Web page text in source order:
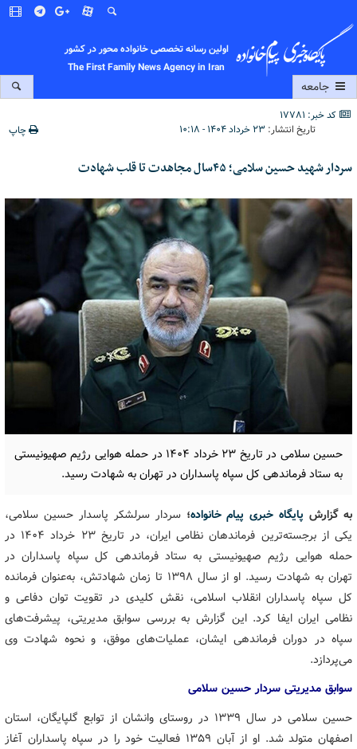
اولین رسانه تخصصی خانواده محور در کشور
The First Family News Agency in Iran
جامعه
کد خبر: 17781
تاریخ انتشار: ۲۳ خرداد ۱۴۰۴ - ۱۰:۱۸ چاپ
سردار شهید حسین سلامی؛ ۴۵سال مجاهدت تا قلب شهادت
حسین سلامی در تاریخ ۲۳ خرداد ۱۴۰۴ در حمله هوایی رژیم صهیونیستی
به ستاد فرماندهی کل سپاه پاسداران در تهران به شهادت رسید.
به گزارش پایگاه خبری پیام خانواده؛سردار سرلشکر پاسدار حسین سلامی،
یکی از برجسته‌ترین فرماندهان نظامی ایران، در تاریخ ۲۳ خرداد ۱۴۰۴ در
حمله هوایی رژیم صهیونیستی به ستاد فرماندهی کل سپاه پاسداران در
تهران به شهادت رسید. او از سال ۱۳۹۸ تا زمان شهادتش، به‌عنوان فرمانده
کل سپاه پاسداران انقلاب اسلامی، نقش کلیدی در تقویت توان دفاعی و
نظامی ایران ایفا کرد. این گزارش به بررسی سوابق مدیریتی، پیشرفت‌های
سپاه در دوران فرماندهی ایشان، عملیات‌های موفق، و نحوه شهادت وی
می‌پردازد.
سوابق مدیریتی سردار حسین سلامی
حسین سلامی در سال ۱۳۳۹ در روستای وانشان از توابع گلپایگان، استان
اصفهان متولد شد. او از آبان ۱۳۵۹ فعالیت خود را در سپاه پاسداران آغاز